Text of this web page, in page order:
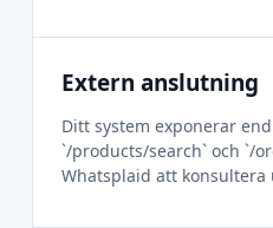
Extern anslutning
Ditt system exponerar
`/products/search` och `/
Whatsplaid att konsultera